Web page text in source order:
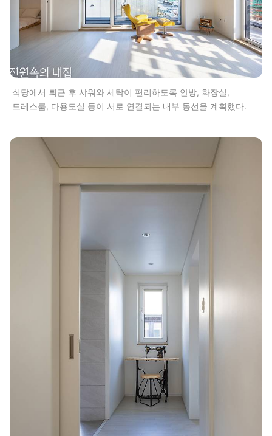
식당에서 퇴근 후 샤워와 세탁이 편리하도록 안방, 화장실,
드레스룸, 다용도실 등이 서로 연결되는 내부 동선을 계획했다.